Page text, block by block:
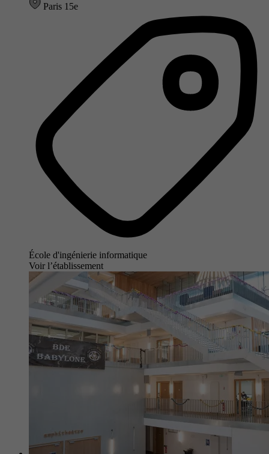
Paris 15e
École d'ingénierie informatique
Voir l’établissement